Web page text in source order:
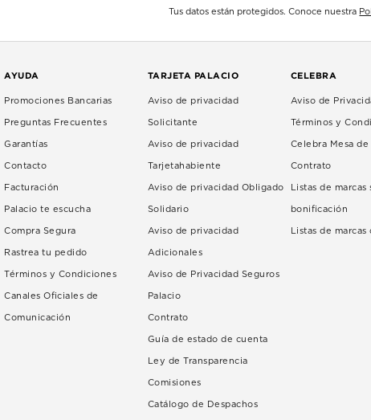
Tus datos están protegidos. Conoce nuestra
AYUDA
Promociones Bancarias
Preguntas Frecuentes
Garantías
Contacto
Facturación
Palacio te escucha
Compra Segura
Rastrea tu pedido
Términos y Condiciones
Canales Oficiales de
Comunicación
TARJETA PALACIO
Aviso de privacidad
Solicitante
Aviso de privacidad
Tarjetahabiente
Aviso de privacidad Obligado
Solidario
Aviso de privacidad
Adicionales
Aviso de Privacidad Seguros
Palacio
Contrato
Guía de estado de cuenta
Ley de Transparencia
Comisiones
Catálogo de Despachos
CELEBRA
Aviso de
Términos y
Celebra Mesa de
Contrato
Listas de marcas
bonificación
Listas de